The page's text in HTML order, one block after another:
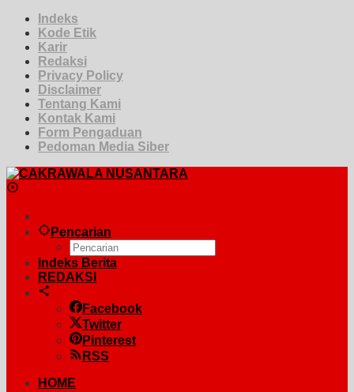
Indeks
Kode Etik
Karir
Redaksi
Privacy Policy
Disclaimer
Tentang Kami
Kontak Kami
Form Pengaduan
Pedoman Media Siber
Pencarian
Indeks Berita
REDAKSI
Facebook
Twitter
Pinterest
RSS
HOME